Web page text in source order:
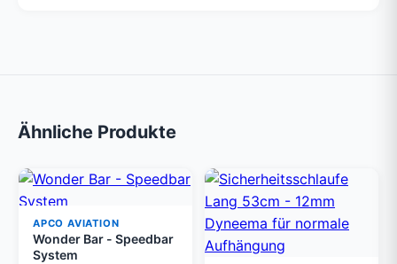
Ähnliche Produkte
APCO AVIATION
Wonder Bar - Speedbar
System